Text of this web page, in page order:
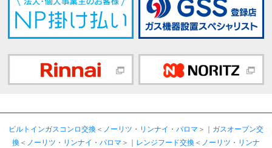
ビルトインガスコンロ交換 ＜ ノーリツ ・ リンナイ ・ パロマ ＞｜ ガスオーブン交
換 ＜ ノーリツ ・ リンナイ ・ パロマ ＞｜ レンジフード交換 ＜ ノーリツ ・ リンナ